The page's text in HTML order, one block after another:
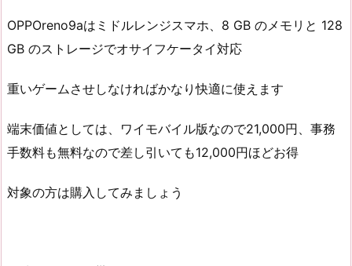
OPPOreno9aはミドルレンジスマホ、8 GB のメモリと 128
GB のストレージでオサイフケータイ対応
重いゲームさせしなければかなり快適に使えます
端末価値としては、ワイモバイル版なので21,000円、事務
手数料も無料なので差し引いても12,000円ほどお得
対象の方は購入してみましょう